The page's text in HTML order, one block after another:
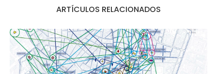
ARTÍCULOS RELACIONADOS